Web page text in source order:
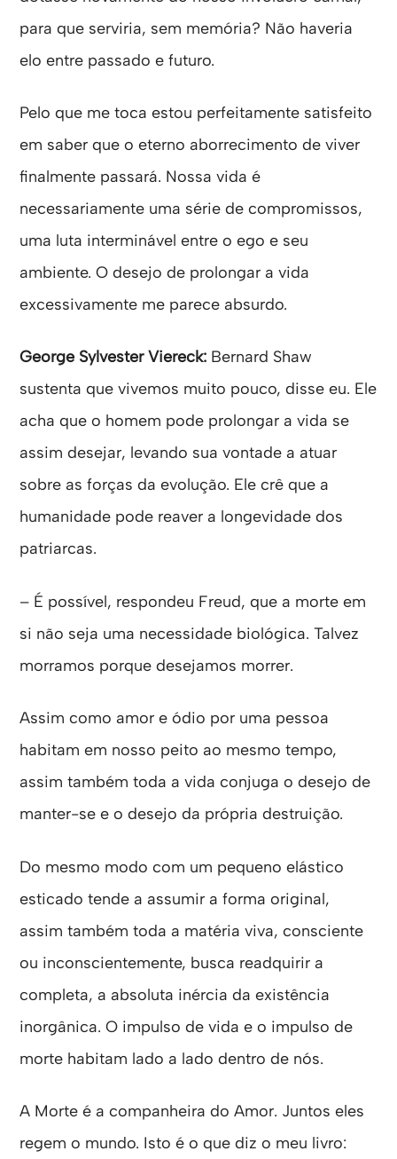
para que serviria, sem memória? Não haveria
elo entre passado e futuro.
Pelo que me toca estou perfeitamente satisfeito
em saber que o eterno aborrecimento de viver
finalmente passará. Nossa vida é
necessariamente uma série de compromissos,
uma luta interminável entre o ego e seu
ambiente. O desejo de prolongar a vida
excessivamente me parece absurdo.
George Sylvester Viereck: Bernard Shaw
sustenta que vivemos muito pouco, disse eu. Ele
acha que o homem pode prolongar a vida se
assim desejar, levando sua vontade a atuar
sobre as forças da evolução. Ele crê que a
humanidade pode reaver a longevidade dos
patriarcas.
– É possível, respondeu Freud, que a morte em
si não seja uma necessidade biológica. Talvez
morramos porque desejamos morrer.
Assim como amor e ódio por uma pessoa
habitam em nosso peito ao mesmo tempo,
assim também toda a vida conjuga o desejo de
manter-se e o desejo da própria destruição.
Do mesmo modo com um pequeno elástico
esticado tende a assumir a forma original,
assim também toda a matéria viva, consciente
ou inconscientemente, busca readquirir a
completa, a absoluta inércia da existência
inorgânica. O impulso de vida e o impulso de
morte habitam lado a lado dentro de nós.
A Morte é a companheira do Amor. Juntos eles
regem o mundo. Isto é o que diz o meu livro: